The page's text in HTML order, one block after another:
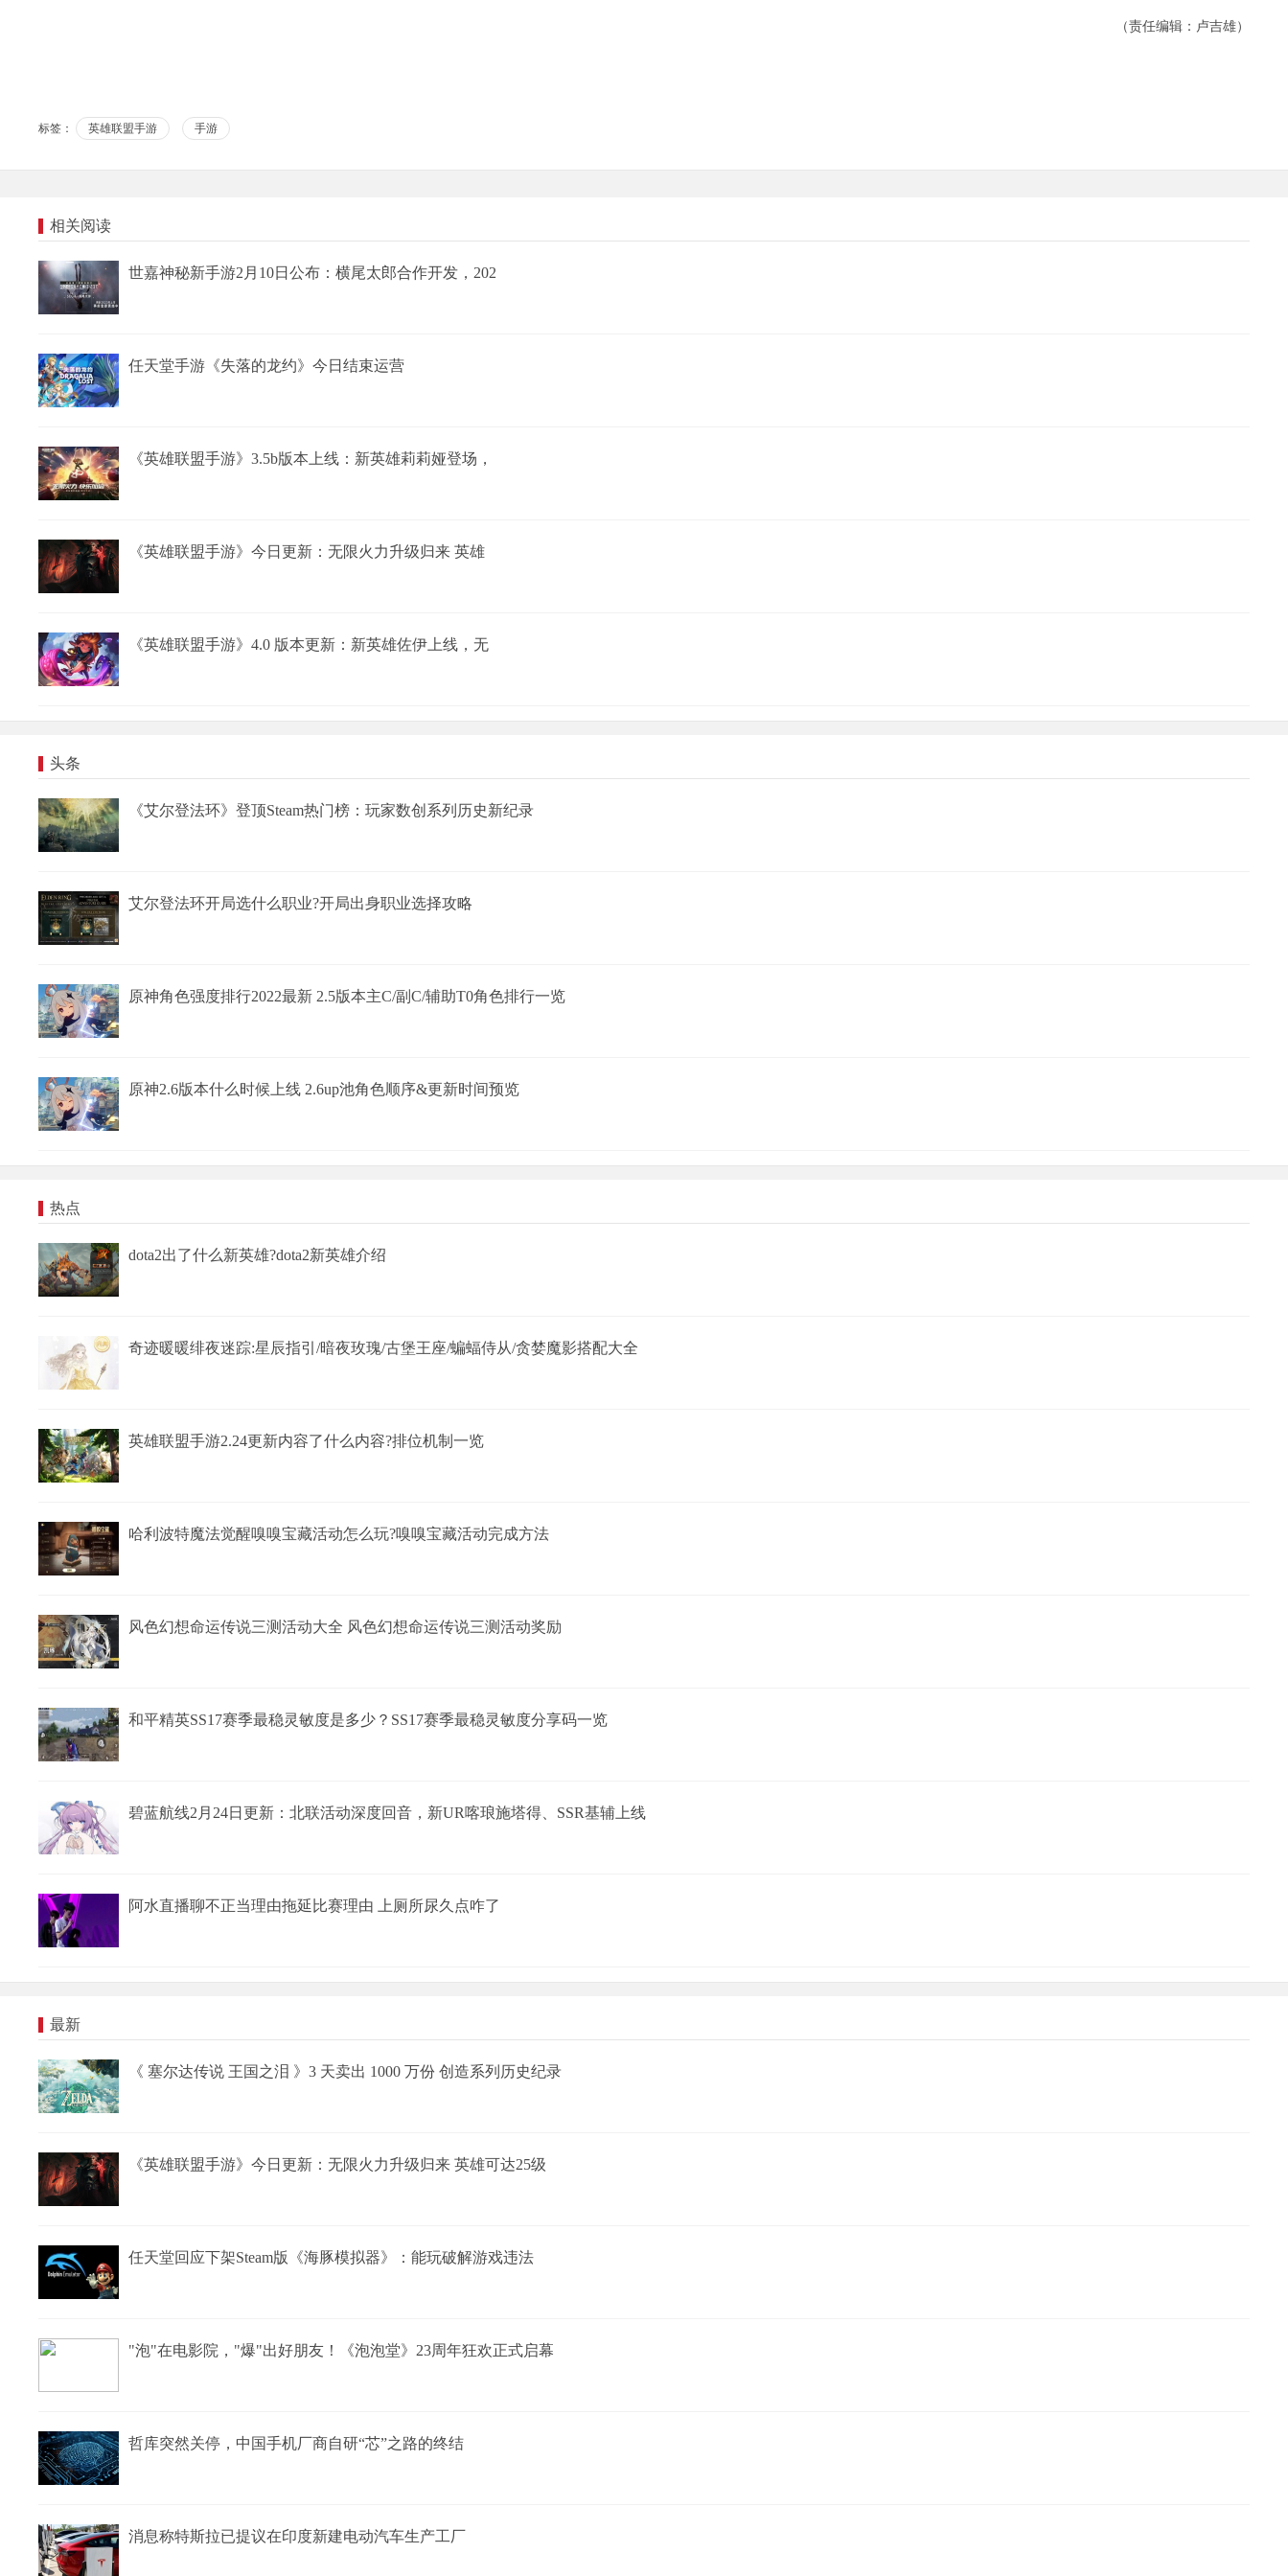
（责任编辑：卢吉雄）
标签： 英雄联盟手游 手游
相关阅读
世嘉神秘新手游2月10日公布：横尾太郎合作开发，202
任天堂手游《失落的龙约》今日结束运营
《英雄联盟手游》3.5b版本上线：新英雄莉莉娅登场，
《英雄联盟手游》今日更新：无限火力升级归来 英雄
《英雄联盟手游》4.0 版本更新：新英雄佐伊上线，无
头条
《艾尔登法环》登顶Steam热门榜：玩家数创系列历史新纪录
艾尔登法环开局选什么职业?开局出身职业选择攻略
原神角色强度排行2022最新 2.5版本主C/副C/辅助T0角色排行一览
原神2.6版本什么时候上线 2.6up池角色顺序&更新时间预览
热点
dota2出了什么新英雄?dota2新英雄介绍
奇迹暖暖绯夜迷踪:星辰指引/暗夜玫瑰/古堡王座/蝙蝠侍从/贪婪魔影搭配大全
英雄联盟手游2.24更新内容了什么内容?排位机制一览
哈利波特魔法觉醒嗅嗅宝藏活动怎么玩?嗅嗅宝藏活动完成方法
风色幻想命运传说三测活动大全 风色幻想命运传说三测活动奖励
和平精英SS17赛季最稳灵敏度是多少？SS17赛季最稳灵敏度分享码一览
碧蓝航线2月24日更新：北联活动深度回音，新UR喀琅施塔得、SSR基辅上线
阿水直播聊不正当理由拖延比赛理由 上厕所尿久点咋了
最新
《 塞尔达传说 王国之泪 》3 天卖出 1000 万份 创造系列历史纪录
《英雄联盟手游》今日更新：无限火力升级归来 英雄可达25级
任天堂回应下架Steam版《海豚模拟器》：能玩破解游戏违法
"泡"在电影院，"爆"出好朋友！《泡泡堂》23周年狂欢正式启幕
哲库突然关停，中国手机厂商自研“芯”之路的终结
消息称特斯拉已提议在印度新建电动汽车生产工厂